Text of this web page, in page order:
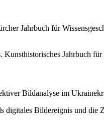
Jahrbuch für
Kunsthistorisches Jahrbuch
Bildanalyse im
digitales Bildereignis und